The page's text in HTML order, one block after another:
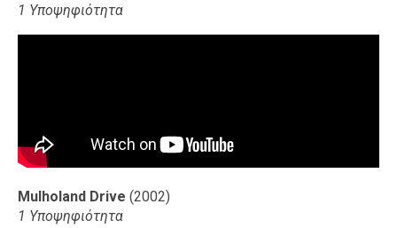
1 Υποψηφιότητα
Mulholand Drive (2002)
1 Υποψηφιότητα